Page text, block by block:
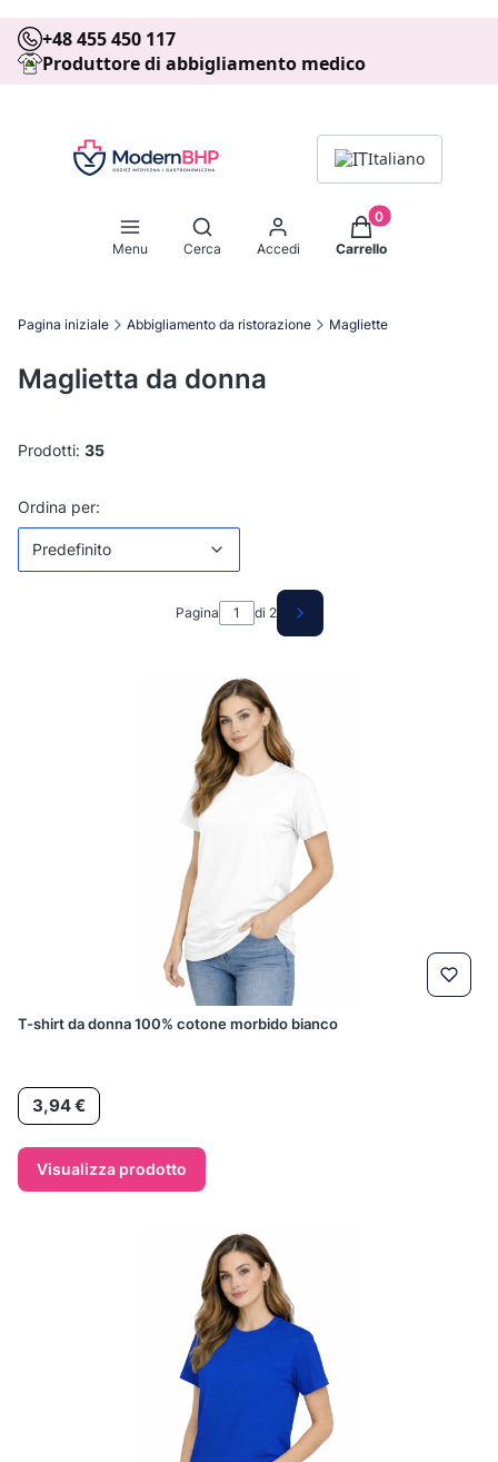
+48 455 450 117
Produttore di abbigliamento medico
Italiano
Menu
Apri motore di ricerca
Cerca Accedi
Prodotti nel
Carrello
Pagina iniziale Abbigliamento da ristorazione Magliette
Maglietta da donna
Prodotti: 35
Elenco prodotti
Ordina per:
Predefinito
Pagina di 2 Prodotti successivi
T-shirt da donna 100% cotone morbido bianco
Prezzo
3,94 €
Visualizza prodotto